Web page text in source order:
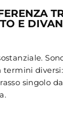
E
termini
singolo